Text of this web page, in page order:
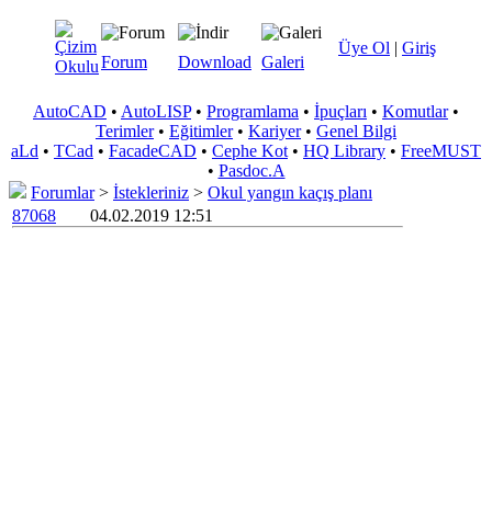
Üye Ol | Giriş
Forum Download Galeri
AutoCAD • AutoLISP• Programlama • İpuçları • Komutlar•
Terimler• Eğitimler• Kariyer• Genel Bilgi
aLd • TCad • FacadeCAD • Cephe Kot • HQ Library • FreeMUST
• Pasdoc.A
Forumlar> İstekleriniz > Okul yangın kaçış planı
87068
04.02.2019 12:51